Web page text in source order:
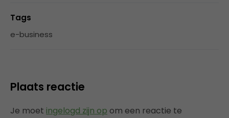
Tags
e-business
Plaats reactie
Je moet ingelogd zijn op om een reactie te